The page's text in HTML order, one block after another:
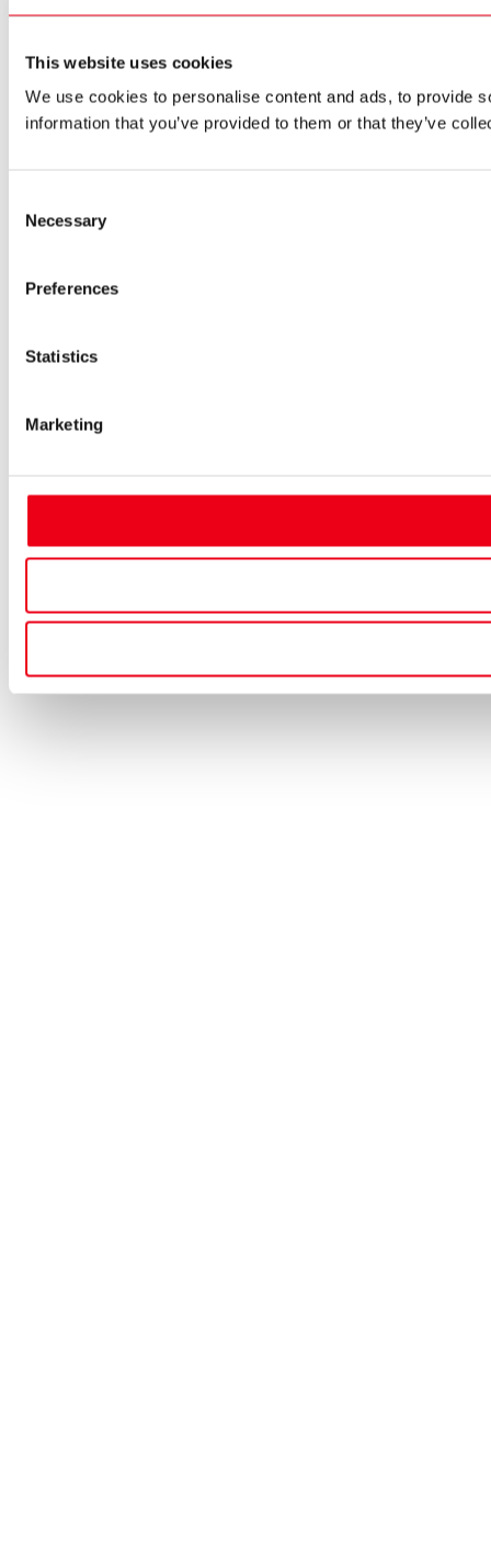
This website uses cookies
We use cookies to personalise content and ads, to provide
information that you’ve provided to them or that they’ve
Selection
Necessary
Preferences
Statistics
Marketing